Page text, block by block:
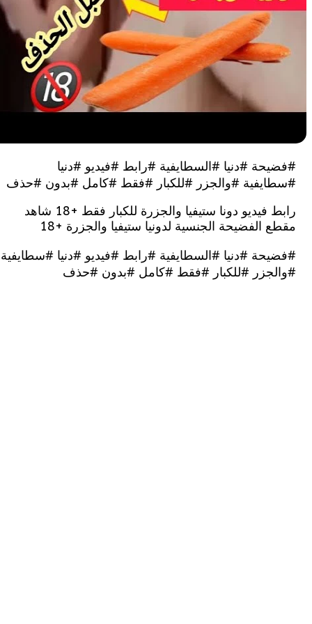
#دنيا #السطايفية #رابط #فيديو #دنيا
#والجزر #للكبار #فقط #كامل #بدون #حذف
رابط فيديو دونا ستيفيا والجزرة للكبار فقط +18 شاهد
الجنسية لدونيا ستيفيا والجزرة +18
#دنيا #السطايفية #رابط #فيديو #دنيا #سطايفية
#للكبار #فقط #كامل #بدون #حذف